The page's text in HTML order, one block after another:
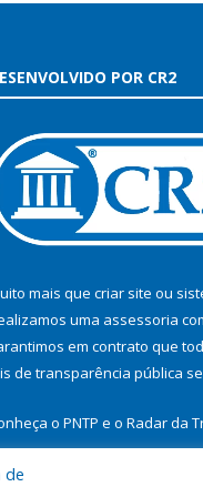
POR CR2
mais que criar site ou
uma assessoria
em contrato que
de transparência pública
o PNTP e o Radar da
de